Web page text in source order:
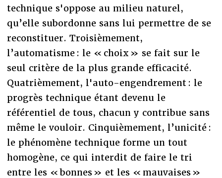
technique s'oppose au milieu naturel,
qu’elle subordonne sans lui permettre de se
reconstituer. Troisièmement,
l’automatisme : le « choix » se fait sur le
seul critère de la plus grande efficacité.
Quatrièmement, l'auto-engendrement : le
progrès technique étant devenu le
référentiel de tous, chacun y contribue sans
même le vouloir. Cinquièmement, l’unicité :
le phénomène technique forme un tout
homogène, ce qui interdit de faire le tri
entre les « bonnes » et les « mauvaises »